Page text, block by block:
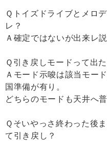
Ｑトイズドライブとメロ
レ？
Ａ確定ではないが出来レ説
Ｑ引き戻しモードって出
Ａモード示唆は該当モー
国準備が有り。
どちらのモードも天井へ
Ｑそいやっさ終わった後
て引き戻し？